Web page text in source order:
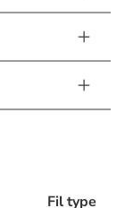
Fil type